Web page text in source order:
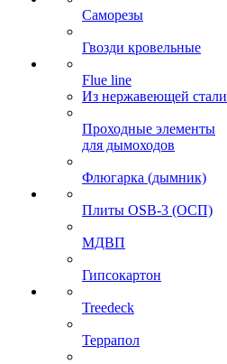
Саморезы
Гвозди кровельные
Flue line
Из нержавеющей стали
Проходные элементы
для дымоходов
Флюгарка (дымник)
Плиты OSB-3 (ОСП)
МДВП
Гипсокартон
Treedeck
Террапол